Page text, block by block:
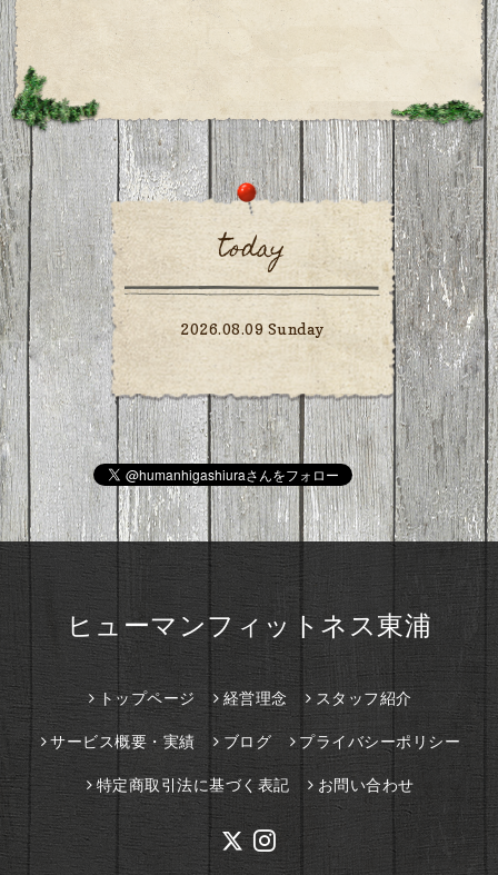
today
2026.08.09 Sunday
ヒューマンフィットネス東浦
トップページ 経営理念 スタッフ紹介
サービス概要・実績 ブログ プライバシーポリシー
特定商取引法に基づく表記 お問い合わせ